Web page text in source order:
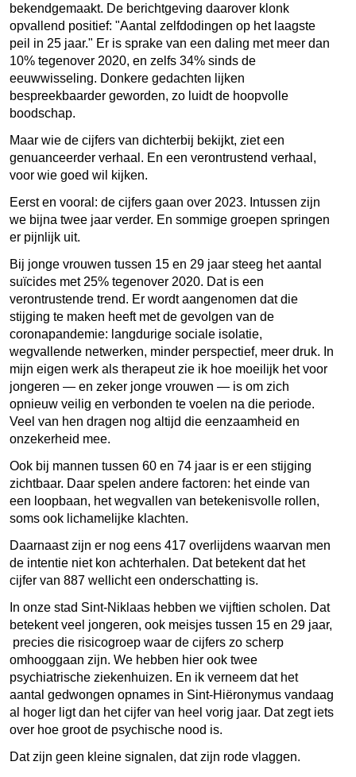
bekendgemaakt. De berichtgeving daarover klonk
opvallend positief: "Aantal zelfdodingen op het laagste
peil in 25 jaar." Er is sprake van een daling met meer dan
10% tegenover 2020, en zelfs 34% sinds de
eeuwwisseling. Donkere gedachten lijken
bespreekbaarder geworden, zo luidt de hoopvolle
boodschap.
Maar wie de cijfers van dichterbij bekijkt, ziet een
genuanceerder verhaal. En een verontrustend verhaal,
voor wie goed wil kijken.
Eerst en vooral: de cijfers gaan over 2023. Intussen zijn
we bijna twee jaar verder. En sommige groepen springen
er pijnlijk uit.
Bij jonge vrouwen tussen 15 en 29 jaar steeg het aantal
suïcides met 25% tegenover 2020. Dat is een
verontrustende trend. Er wordt aangenomen dat die
stijging te maken heeft met de gevolgen van de
coronapandemie: langdurige sociale isolatie,
wegvallende netwerken, minder perspectief, meer druk. In
mijn eigen werk als therapeut zie ik hoe moeilijk het voor
jongeren — en zeker jonge vrouwen — is om zich
opnieuw veilig en verbonden te voelen na die periode.
Veel van hen dragen nog altijd die eenzaamheid en
onzekerheid mee.
Ook bij mannen tussen 60 en 74 jaar is er een stijging
zichtbaar. Daar spelen andere factoren: het einde van
een loopbaan, het wegvallen van betekenisvolle rollen,
soms ook lichamelijke klachten.
Daarnaast zijn er nog eens 417 overlijdens waarvan men
de intentie niet kon achterhalen. Dat betekent dat het
cijfer van 887 wellicht een onderschatting is.
In onze stad Sint-Niklaas hebben we vijftien scholen. Dat
betekent veel jongeren, ook meisjes tussen 15 en 29 jaar,
precies die risicogroep waar de cijfers zo scherp
omhooggaan zijn. We hebben hier ook twee
psychiatrische ziekenhuizen. En ik verneem dat het
aantal gedwongen opnames in Sint-Hiëronymus vandaag
al hoger ligt dan het cijfer van heel vorig jaar. Dat zegt iets
over hoe groot de psychische nood is.
Dat zijn geen kleine signalen, dat zijn rode vlaggen.